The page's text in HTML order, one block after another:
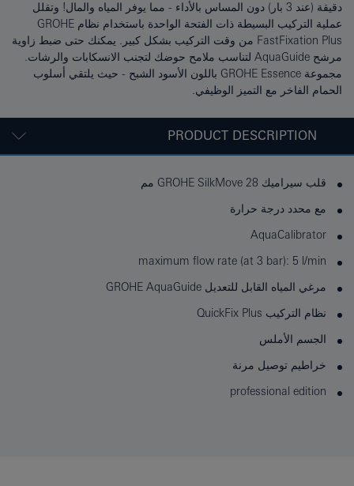
دقيقة (عند 3 بار) دون المساس بالأداء - مما يوفر المياه والمال! وتقلل
عملية التركيب البسيطة ذات الفتحة الواحدة باستخدام نظام GROHE
FastFixation Plus من وقت التركيب بشكل كبير. يمكنك حتى ضبط زاوية
مرشح AquaGuide لتناسب ملامح حوضك لتجنب الانسكابات والرشات.
مجموعة GROHE Essence باللون الأسود الشبح - حيث يلتقي أسلوب
الحمام الفاخر مع التميز الوظيفي.
PRODUCT DESCRIPTION
قلب سيراميك GROHE SilkMove 28 مم
مع محدد درجة حرارة
AquaCalibrator
maximum flow rate (at 3 bar): 5 l/min
مرغي المياه القابل للتعديل GROHE AquaGuide
نظام التركيب QuickFix Plus
الجسم الأملس
خراطيم توصيل مرنة
professional edition